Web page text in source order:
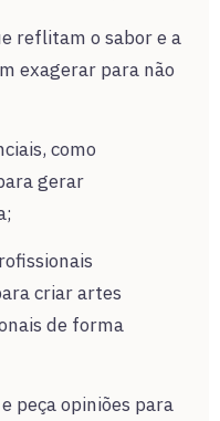
reflitam o sabor e a
exagerar para não
como
gerar
criar artes
de forma
peça opiniões para